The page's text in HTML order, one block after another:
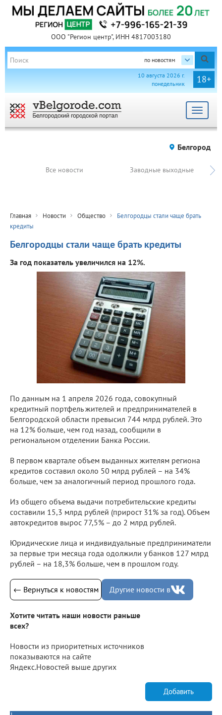
ООО "Регион центр", ИНН 4817003180
по новостям
18+
10 августа 2026 г.
понедельник
Toggle
Белгород
Все новости Заводные выходные
Главная Новости Общество
Белгородцы стали чаще брать
кредиты
Белгородцы стали чаще брать кредиты
За год показатель увеличился на 12%.
По данным на 1 апреля 2026 года, совокупный
кредитный портфель жителей и предпринимателей в
Белгородской области превысил 744 млрд рублей. Это
на 12% больше, чем год назад, сообщили в
региональном отделении Банка России.
В первом квартале объем выданных жителям региона
кредитов составил около 50 млрд рублей – на 34%
больше, чем за аналогичный период прошлого года.
Из общего объема выдачи потребительские кредиты
составили 15,3 млрд рублей (прирост 31% за год). Объем
автокредитов вырос 77,5% – до 2 млрд рублей.
Юридические лица и индивидуальные предприниматели
за первые три месяца года одолжили у банков 127 млрд
рублей – на 18,3% больше, чем в прошлом году.
← Вернуться к новостям Другие новости в
Хотите читать наши новости раньше
всех?
Новости из приоритетных источников
показываются на сайте
Яндекс.Новостей выше других
Добавить